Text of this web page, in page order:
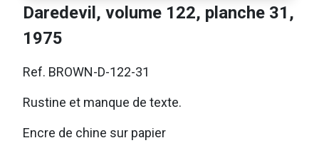
Daredevil, volume 122, planche 31,
1975
Ref. BROWN-D-122-31
Rustine et manque de texte.
Encre de chine sur papier